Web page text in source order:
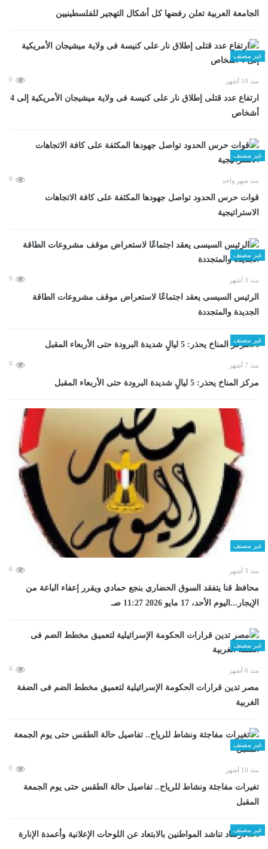
الجامعة العربية تعلن رفضها كل أشكال التهجير للفلسطينيين
غير مصنف
منذ 10 أشهر 0
ارتفاع عدد قتلى إطلاق نار على كنيسة فى ولاية ميشيجان الأمريكية إلى 4
أشخاص
غير مصنف
منذ شهر واحد 0
قوات حرس الحدود تواصل جهودها المكثفة على كافة الاتجاهات
الاستراتيجية
غير مصنف
منذ 3 أشهر 0
الرئيس السيسى يعقد اجتماعًا لاستعراض موقف مشروعات الطاقة
الجديدة والمتجددة
غير مصنف
منذ 7 أشهر 0
مركز المناخ يحذر: 5 ليالٍ شديدة البرودة حتى الأربعاء المقبل
غير مصنف
منذ 3 أشهر 0
محافظ قنا يتفقد السوق الحضاري بنجع حمادي ويقرر إعفاء الباعة من
الإيجار...اليوم الأحد، 17 مايو 2026 11:27 صـ
غير مصنف
منذ 6 أشهر 0
مصر تدين قرارات الحكومة الإسرائيلية لتعميق مخطط الضم فى الضفة
الغربية
غير مصنف
منذ 10 أشهر 0
تغيرات مفاجئة ونشاط للرياح.. تفاصيل حالة الطقس حتى يوم الجمعة
المقبل
غير مصنف